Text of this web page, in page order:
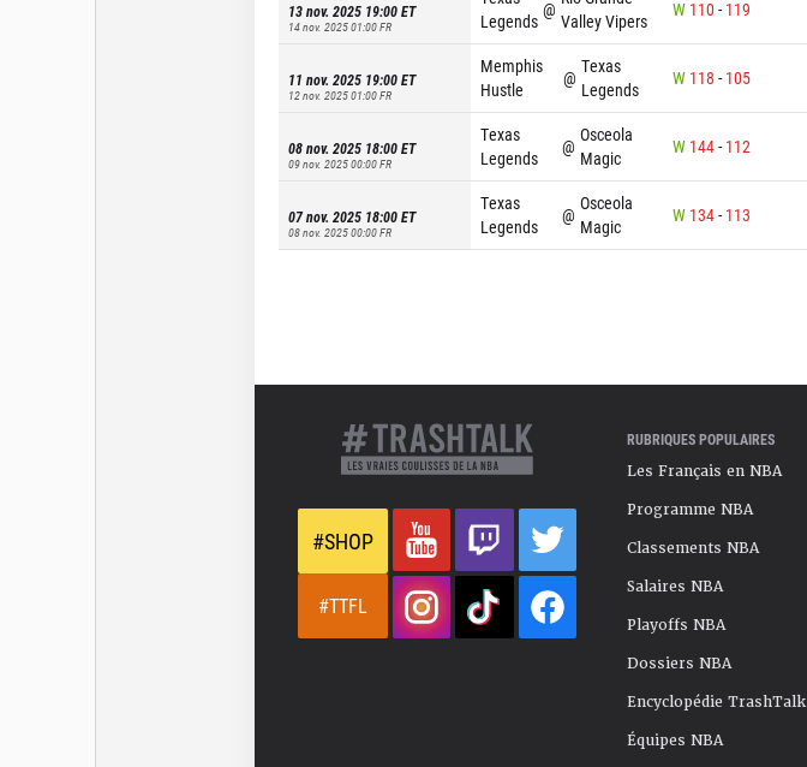
13 nov. 2025 19:00ET
14 nov. 2025 01:00FR
Legends
@
Valley Vipers
W 110- 119
11 nov. 2025 19:00ET
12 nov. 2025 01:00FR
Memphis
Hustle
@
Texas
Legends
W 118 - 105
08 nov. 2025 18:00ET
09 nov. 2025 00:00FR
Texas
Legends
@
Osceola
Magic
W 144- 112
07 nov. 2025 18:00ET
08 nov. 2025 00:00FR
Texas
Legends
@
Osceola
Magic
W 134- 113
#SHOP
#TTFL
RUBRIQUES POPULAIRES
Les Français en NBA
Programme NBA
Classements NBA
Salaires NBA
Playoffs NBA
Dossiers NBA
Encyclopédie TrashTalk
Équipes NBA